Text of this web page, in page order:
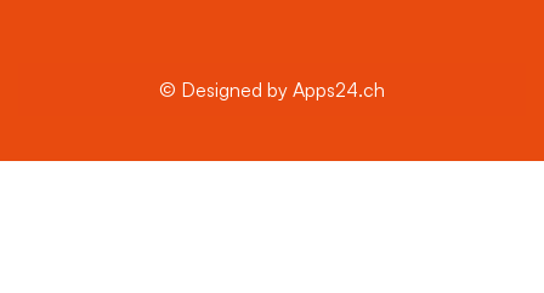
© Designed by Apps24.ch